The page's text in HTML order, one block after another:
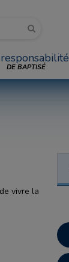
DE BAPTISÉ
vivre la